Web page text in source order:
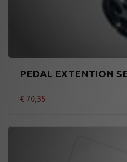
PEDAL EXTENTION
€ 70,35